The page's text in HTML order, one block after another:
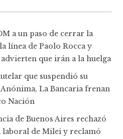
a un paso de cerrar la
línea de Paolo Rocca y
que irán a la huelga
que suspendió su
La Bancaria frenan
Nación
de Buenos Aires rechazó
de Milei y reclamó